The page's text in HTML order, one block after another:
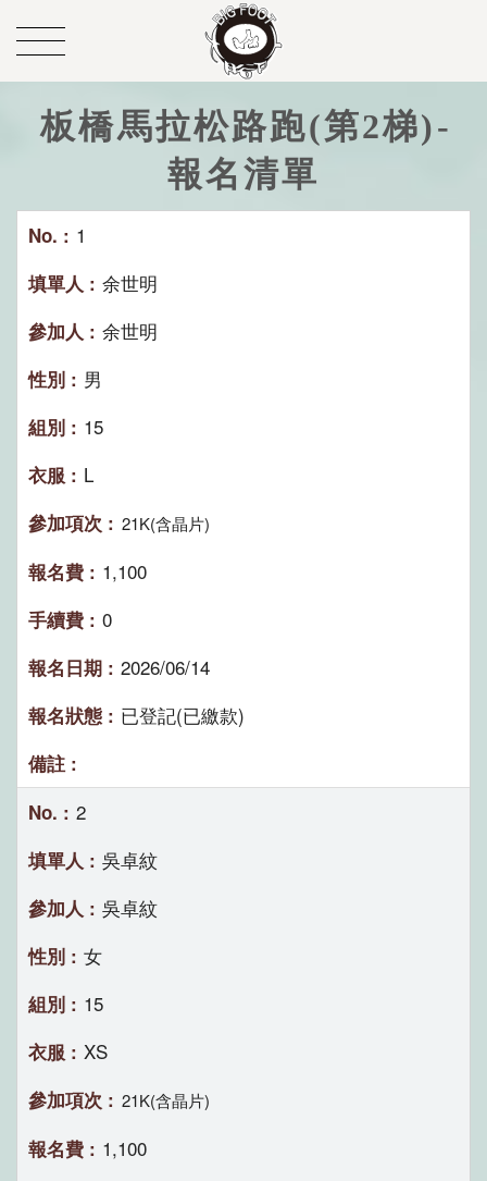
板橋馬拉松路跑(第2梯)-
報名清單
1
余世明
余世明
男
15
L
21K(含晶片)
1,100
0
2026/06/14
已登記(已繳款)
2
吳卓紋
吳卓紋
女
15
XS
21K(含晶片)
1,100